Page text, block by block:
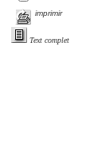
imprimir
Text complet